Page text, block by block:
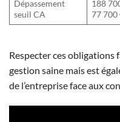
Dépassement
seuil CA
188
77 700
Respecter ces obligations
gestion saine mais est
de l’entreprise face aux